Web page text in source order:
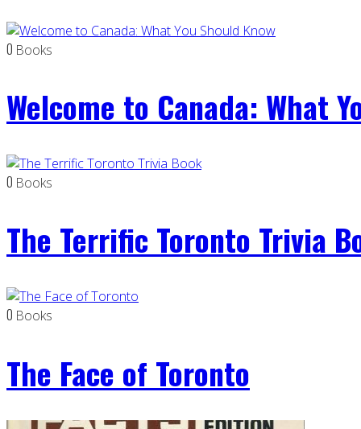
0 Books
Welcome to Canada: What
0 Books
The Terrific Toronto Trivia
0 Books
The Face of Toronto